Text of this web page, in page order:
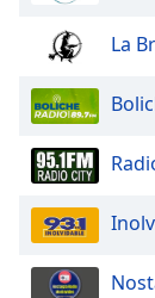
Family
Reset
Done
Close
Modal
Dialog
La